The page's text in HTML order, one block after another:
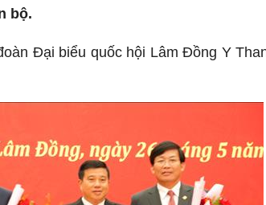
bộ.
Đại biểu quốc hội Lâm Đồng Y